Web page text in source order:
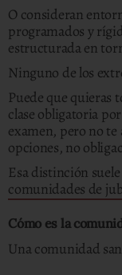
O consideran
programados y
estructurada en
Ninguno de los
Puede que quieras
clase obligatoria
examen, pero no te
opciones, no
Esa distinción
comunidades de
Cómo es la
Una comunidad